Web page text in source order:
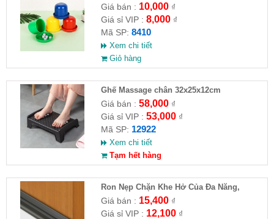
Giá bán : 10,000₫
Giá sỉ VIP : 8,000₫
Mã SP: 8410
Xem chi tiết
Giỏ hàng
Ghế Massage chân 32x25x12cm
Giá bán : 58,000₫
Giá sỉ VIP : 53,000₫
Mã SP: 12922
Xem chi tiết
Tạm hết hàng
Ron Nẹp Chặn Khe Hở Của Đa Năng,
Chống Côn Trùng( HĐ )
Giá bán : 15,400₫
Giá sỉ VIP : 12,100₫